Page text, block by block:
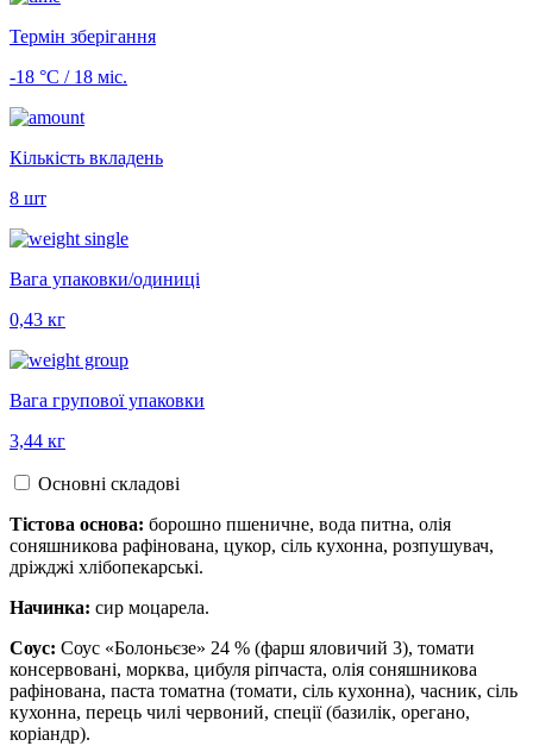
Термін зберігання
-18 °С / 18 міс.
Кількість вкладень
8 шт
Вага упаковки/одиниці
0,43 кг
Вага групової упаковки
3,44 кг
Основні складові
Тістова основа: борошно пшеничне, вода питна, олія
соняшникова рафінована, цукор, сіль кухонна, розпушувач,
дріжджі хлібопекарські.
Начинка: сир моцарела.
Соус: Соус «Болоньєзе» 24 % (фарш яловичий 3), томати
консервовані, морква, цибуля ріпчаста, олія соняшникова
рафінована, паста томатна (томати, сіль кухонна), часник, сіль
кухонна, перець чилі червоний, спеції (базилік, орегано,
коріандр).